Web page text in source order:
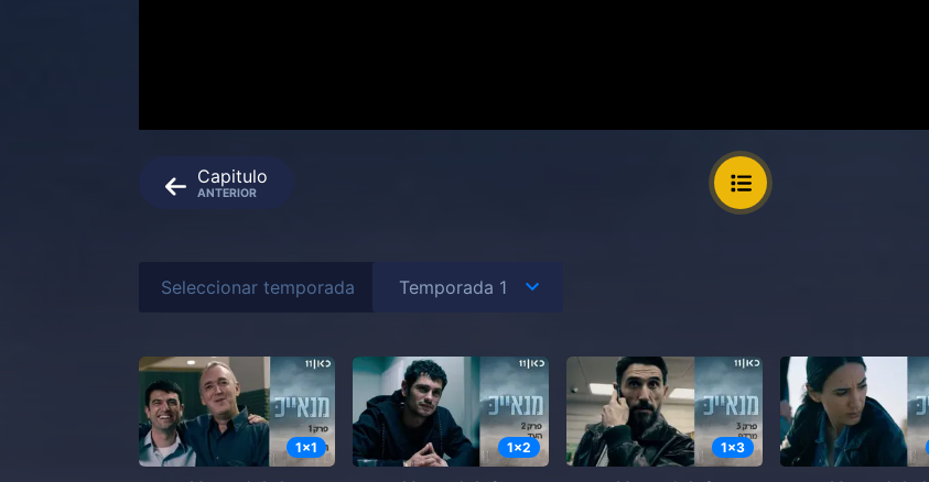
Capitulo
ANTERIOR
Seleccionar temporada
1x1 1x2 1x3